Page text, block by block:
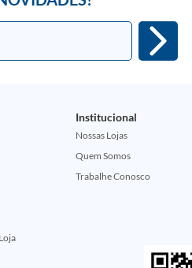
Institucional
Nossas Lojas
Quem Somos
Trabalhe Conosco